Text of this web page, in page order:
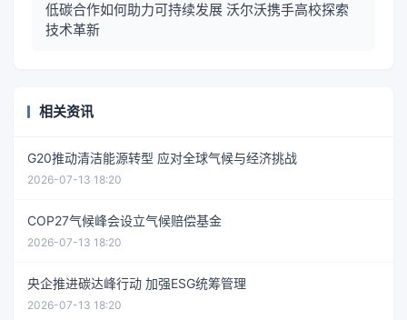
低碳合作如何助力可持续发展 沃尔沃携手高校探索
技术革新
相关资讯
G20推动清洁能源转型 应对全球气候与经济挑战
2026-07-13 18:20
COP27气候峰会设立气候赔偿基金
2026-07-13 18:20
央企推进碳达峰行动 加强ESG统筹管理
2026-07-13 18:20